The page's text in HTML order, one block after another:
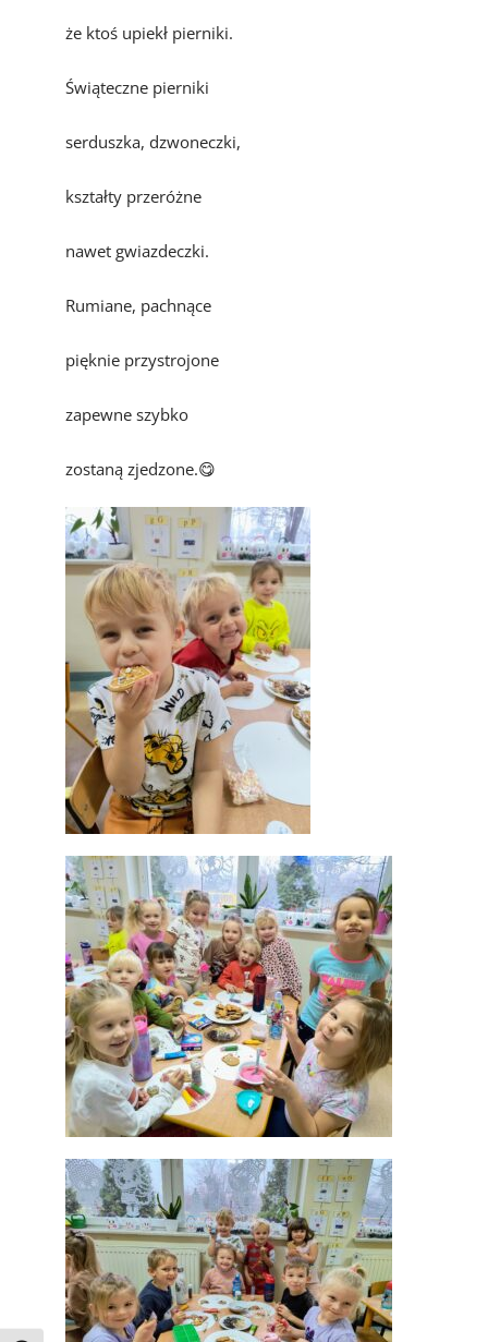
że ktoś upiekł pierniki.
Świąteczne pierniki
serduszka, dzwoneczki,
kształty przeróżne
nawet gwiazdeczki.
Rumiane, pachnące
pięknie przystrojone
zapewne szybko
zostaną zjedzone.😋